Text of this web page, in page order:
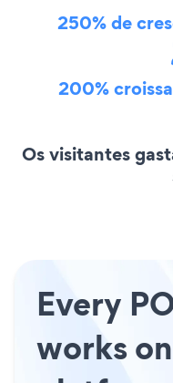
250% de
200%
Os visitantes
Every
works